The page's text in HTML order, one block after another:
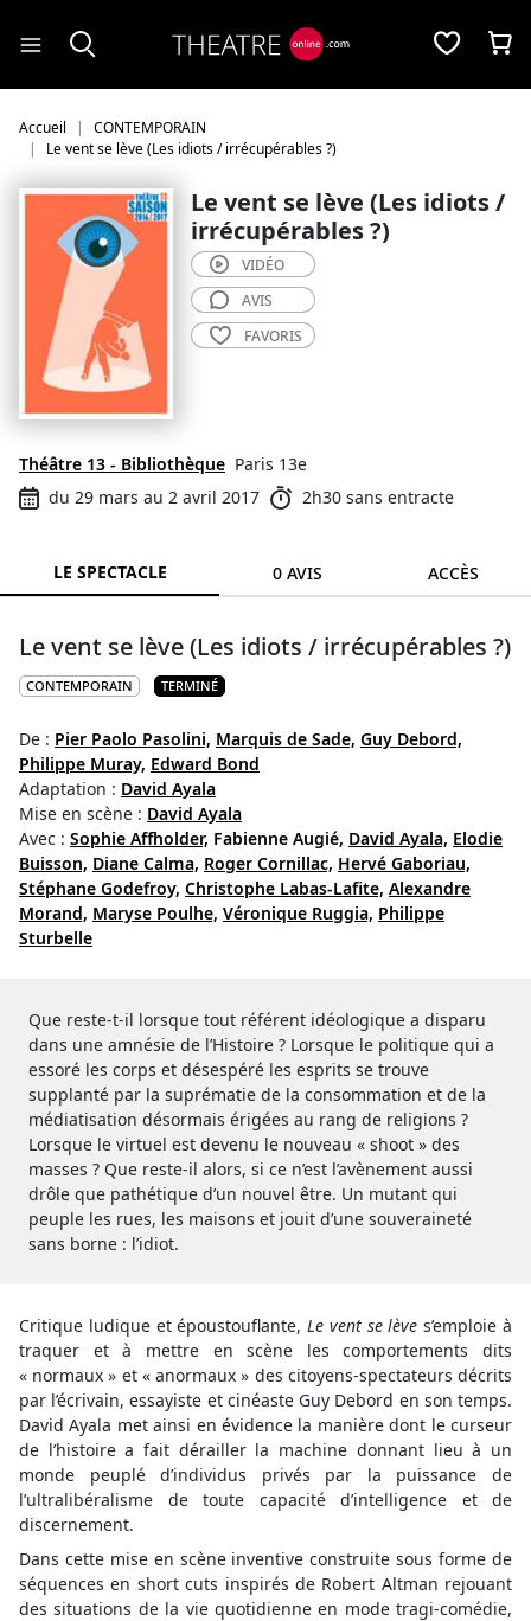
Accueil
CONTEMPORAIN
Le vent se lève (Les idiots / irrécupérables ?)
Le vent se lève (Les idiots /
irrécupérables ?)
Théâtre 13 - Bibliothèque Paris 13e
du 29 mars au 2 avril 2017
2h30 sans entracte
VIDÉO
AVIS
FAVORIS
LE SPECTACLE 0 AVIS ACCÈS
Le vent se lève (Les idiots / irrécupérables ?)
CONTEMPORAIN TERMINÉ
De : Pier Paolo Pasolini, Marquis de Sade, Guy Debord,
Philippe Muray, Edward Bond
Adaptation : David Ayala
Mise en scène : David Ayala
Avec : Sophie Affholder, Fabienne Augié, David Ayala, Elodie
Buisson, Diane Calma, Roger Cornillac, Hervé Gaboriau,
Stéphane Godefroy, Christophe Labas-Lafite, Alexandre
Morand, Maryse Poulhe, Véronique Ruggia, Philippe
Sturbelle
Que reste-t-il lorsque tout référent idéologique a disparu
dans une amnésie de l’Histoire ? Lorsque le politique qui a
essoré les corps et désespéré les esprits se trouve
supplanté par la suprématie de la consommation et de la
médiatisation désormais érigées au rang de religions ?
Lorsque le virtuel est devenu le nouveau « shoot » des
masses ? Que reste-il alors, si ce n’est l’avènement aussi
drôle que pathétique d’un nouvel être. Un mutant qui
peuple les rues, les maisons et jouit d’une souveraineté
sans borne : l’idiot.
Critique ludique et époustouflante,Le vent se lève s’emploie à
traquer et à mettre en scène les comportements dits
« normaux » et « anormaux » des citoyens-spectateurs décrits
par l’écrivain, essayiste et cinéaste Guy Debord en son temps.
David Ayala met ainsi en évidence la manière dont le curseur
de l’histoire a fait dérailler la machine donnant lieu à un
monde peuplé d’individus privés par la puissance de
l’ultralibéralisme de toute capacité d’intelligence et de
discernement.
Dans cette mise en scène inventive construite sous forme de
séquences en short cuts inspirés de Robert Altman rejouant
des situations de la vie quotidienne en mode tragi-comédie,